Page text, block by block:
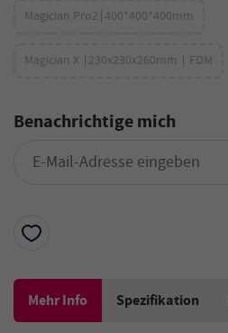
Magician Pro2∣400*400*400mm
Magician X ∣230x230x260mm ∣ FDM
Benachrichtige mich
Mehr Info Spezifikation